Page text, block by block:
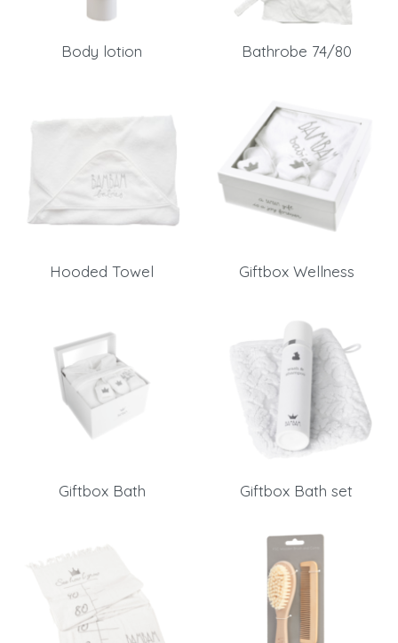
Debiteurnummer
Wachtwoord
aanvragen
Dealer worden
Wachtwoord vergeten
Email
Nieuw wachtwoord versturen
Body lotion Bathrobe 74/80
Hooded Towel Giftbox Wellness
Giftbox Bath Giftbox Bath set